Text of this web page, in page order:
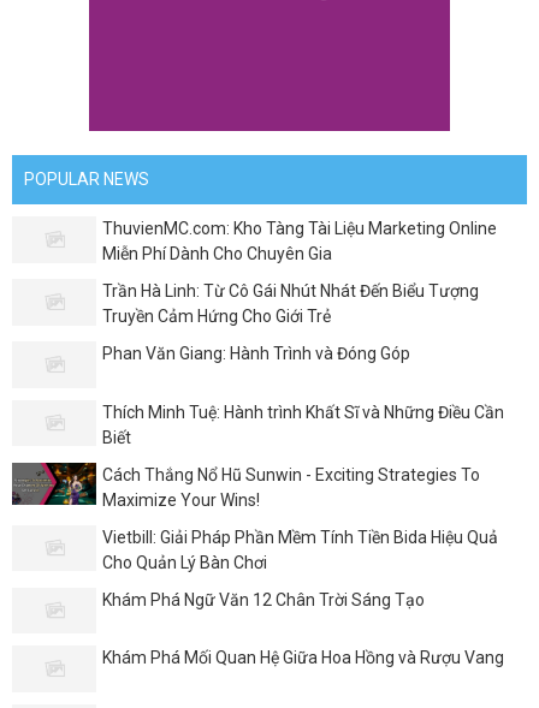
POPULAR NEWS
ThuvienMC.com: Kho Tàng Tài Liệu Marketing Online
Miễn Phí Dành Cho Chuyên Gia
Trần Hà Linh: Từ Cô Gái Nhút Nhát Đến Biểu Tượng
Truyền Cảm Hứng Cho Giới Trẻ
Phan Văn Giang: Hành Trình và Đóng Góp
Thích Minh Tuệ: Hành trình Khất Sĩ và Những Điều Cần
Biết
Cách Thắng Nổ Hũ Sunwin - Exciting Strategies To
Maximize Your Wins!
Vietbill: Giải Pháp Phần Mềm Tính Tiền Bida Hiệu Quả
Cho Quản Lý Bàn Chơi
Khám Phá Ngữ Văn 12 Chân Trời Sáng Tạo
Khám Phá Mối Quan Hệ Giữa Hoa Hồng và Rượu Vang